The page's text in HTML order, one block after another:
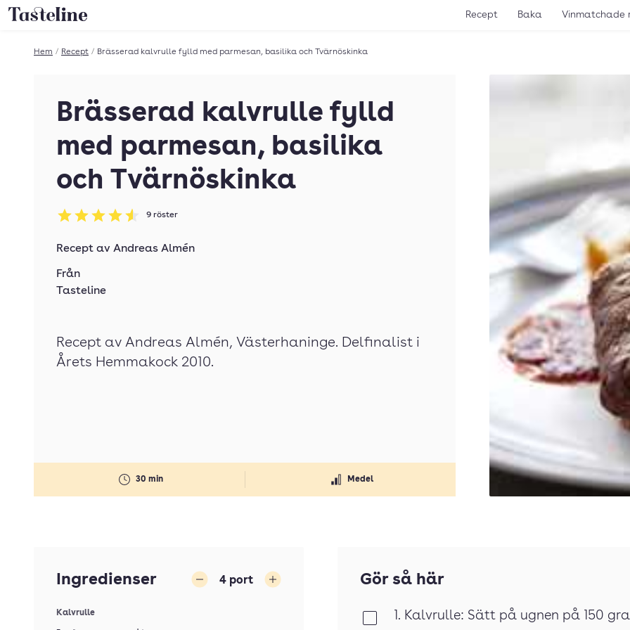
Till Tastelines startsida Recept Baka Vinmatchade
Hem / Recept / Brässerad kalvrulle fylld med parmesan, basilika och Tvärnöskinka
Brässerad kalvrulle fylld
med parmesan, basilika
och Tvärnöskinka
Betyg: 4.56 av 5
9 röster
30 min Medel
Recept av Andreas Almén
Från
Tasteline
Recept av Andreas Almén, Västerhaninge. Delfinalist i
Årets Hemmakock 2010.
Ingredienser 4 port
Kalvrulle
Gör så här
1. Kalvrulle: Sätt på ugnen på 150